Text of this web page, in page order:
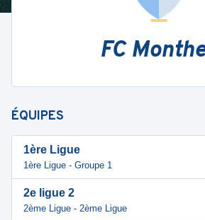
FC
ÉQUIPES
1ère Ligue
1ère Ligue - Groupe 1
2e ligue 2
2ème Ligue - 2ème Ligue